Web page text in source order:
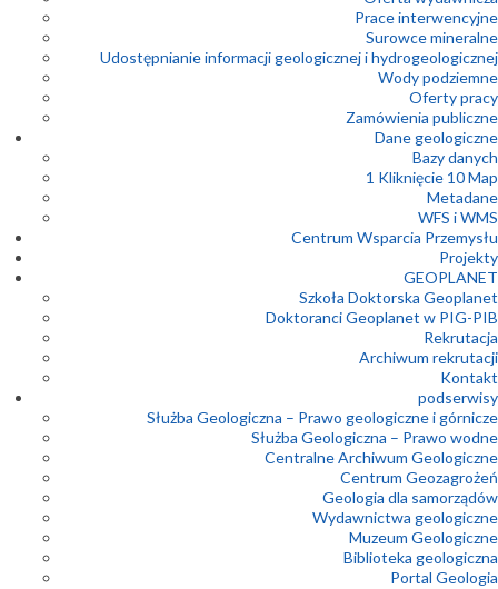
Prace interwencyjne
Surowce mineralne
Udostępnianie informacji geologicznej i hydrogeologicznej
Wody podziemne
Oferty pracy
Zamówienia publiczne
Dane geologiczne
Bazy danych
1 Kliknięcie 10 Map
Metadane
WFS i WMS
Centrum Wsparcia Przemysłu
Projekty
GEOPLANET
Szkoła Doktorska Geoplanet
Doktoranci Geoplanet w PIG-PIB
Rekrutacja
Archiwum rekrutacji
Kontakt
podserwisy
Służba Geologiczna – Prawo geologiczne i górnicze
Służba Geologiczna – Prawo wodne
Centralne Archiwum Geologiczne
Centrum Geozagrożeń
Geologia dla samorządów
Wydawnictwa geologiczne
Muzeum Geologiczne
Biblioteka geologiczna
Portal Geologia